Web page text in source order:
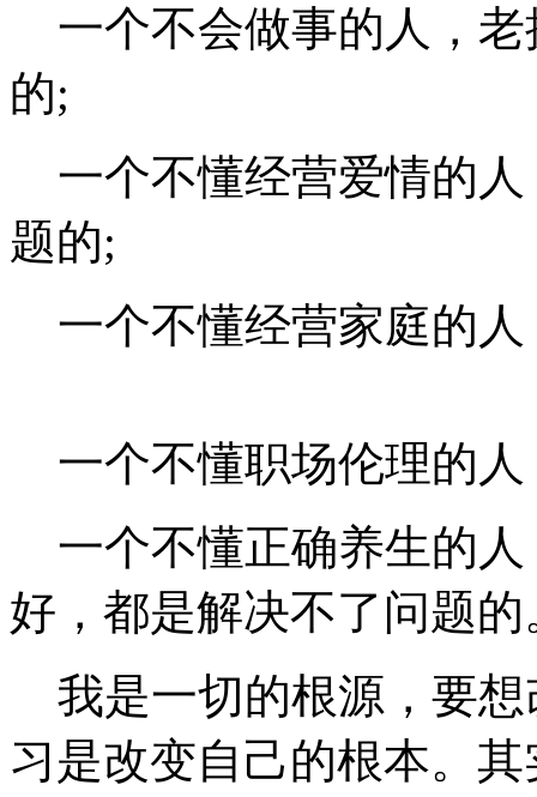
一个不会做事的人，老
的;
一个不懂经营爱情的人
题的;
一个不懂经营家庭的人
一个不懂职场伦理的
一个不懂正确养生的人
好，都是解决不了问
我是一切的根源，要想
习是改变自己的根本。